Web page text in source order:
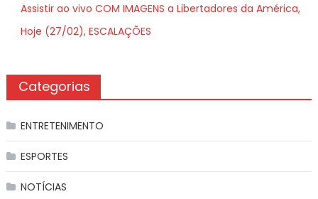
Assistir ao vivo COM IMAGENS a Libertadores da América,
Hoje (27/02), ESCALAÇÕES
Categorias
ENTRETENIMENTO
ESPORTES
NOTÍCIAS